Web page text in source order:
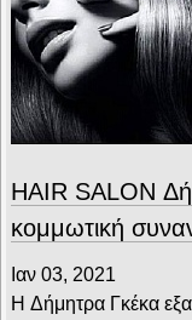
HAIR SALON
κομμωτική
Ιαν 03, 2021
H Δήμητρα Γκέκα